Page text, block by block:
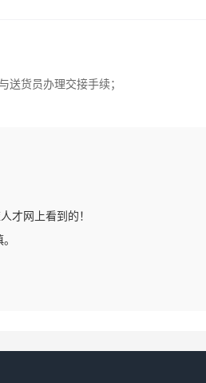
送货员办理交接手续；
才网上看到的！